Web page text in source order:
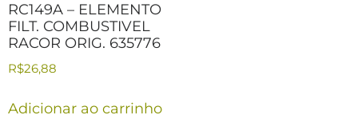
RC149A – ELEMENTO
FILT. COMBUSTIVEL
RACOR ORIG. 635776
R$26,88
Adicionar ao carrinho